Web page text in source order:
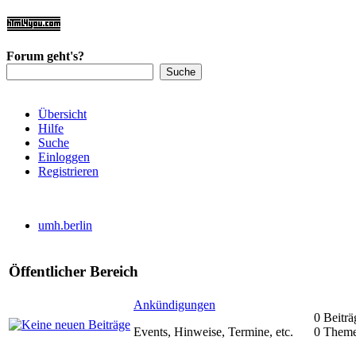
Forum geht's?
Übersicht
Hilfe
Suche
Einloggen
Registrieren
umh.berlin
Öffentlicher Bereich
Ankündigungen
Events, Hinweise, Termine, etc.
0
0